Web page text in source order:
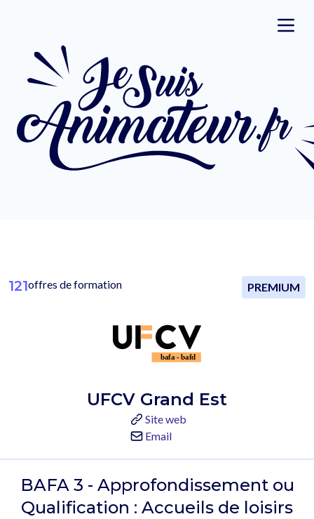
121offres de formation PREMIUM
UFCV Grand Est
Site web
Email
BAFA 3 - Approfondissement ou
Qualification : Accueils de loisirs